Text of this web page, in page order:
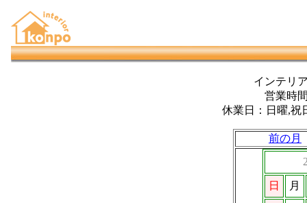
インテリ
営業時
休業日：日曜,祝
前の月
日
月